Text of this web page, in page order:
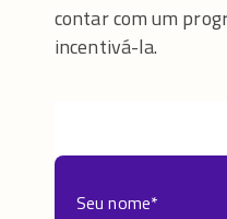
contar com um
incentivá-la.
Seu nome*